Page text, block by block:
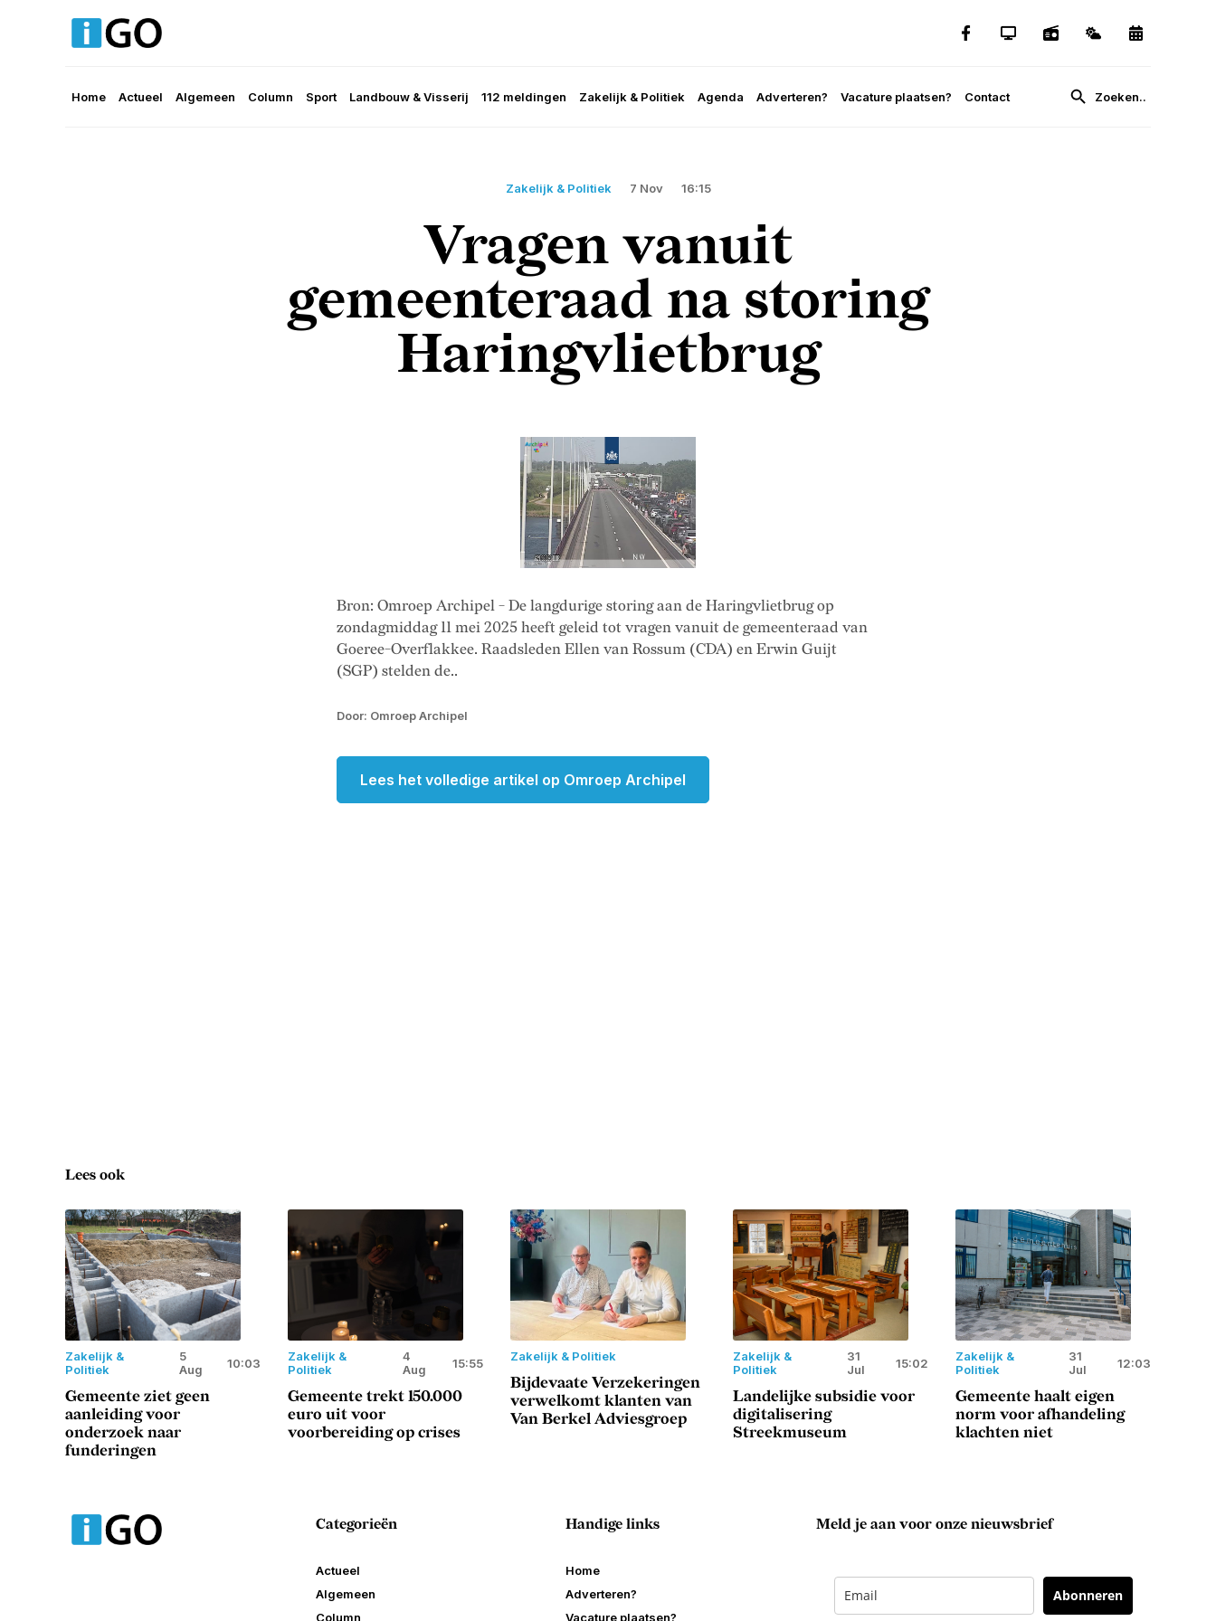
Home Actueel Algemeen Column Sport Landbouw & Visserij 112 meldingen Zakelijk & Politiek Agenda Adverteren? Vacature plaatsen? Contact
Zakelijk & Politiek 7 Nov 16:15
Vragen vanuit
gemeenteraad na storing
Haringvlietbrug
Bron: Omroep Archipel - De langdurige storing aan de Haringvlietbrug op
zondagmiddag 11 mei 2025 heeft geleid tot vragen vanuit de gemeenteraad van
Goeree-Overflakkee. Raadsleden Ellen van Rossum (CDA) en Erwin Guijt
(SGP) stelden de..
Door: Omroep Archipel
Lees het volledige artikel op Omroep Archipel
Lees ook
Zakelijk &
Politiek
5
Aug
10:03
Gemeente ziet geen
aanleiding voor
onderzoek naar
funderingen
Zakelijk &
Politiek
4
Aug
15:55
Gemeente trekt 150.000
euro uit voor
voorbereiding op crises
Zakelijk & Politiek
Bijdevaate Verzekeringen
verwelkomt klanten van
Van Berkel Adviesgroep
Zakelijk &
Politiek
31
Jul
15:02
Landelijke subsidie voor
digitalisering
Streekmuseum
Zakelijk &
Politiek
31
Jul
12:03
Gemeente haalt eigen
norm voor afhandeling
klachten niet
Categorieën
Actueel
Algemeen
Column
Handige links
Home
Adverteren?
Vacature plaatsen?
Meld je aan voor onze nieuwsbrief
Abonneren